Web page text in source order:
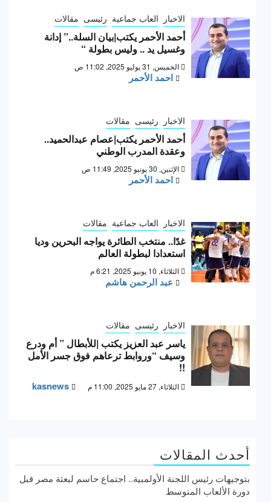
الاخبار العاب جماعية رئيسى مقالات
أحمد الأحمر يكتب|بيان السلة..” إدانة
وغسيل يد .. وليس بطولة “
الخميس, 31 يوليو 2025, 11:02 ص
احمد الأحمر
الاخبار رئيسى مقالات
أحمد الأحمر يكتب|عصام عبدالحميد..
وعقدة المدرب الوطني
الإثنين, 30 يونيو 2025, 11:49 ص
احمد الأحمر
الاخبار العاب جماعية مقالات
غدًا.. منتخب الطائرة يواجه البحرين وديا
استعدادا لبطولة العالم
الثلاثاء, 10 يونيو 2025, 6:21 م
عبد الرحمن هاشم
الاخبار رئيسى مقالات
ياسر عبد العزيز يكتب |للأبطال ” أم ودرع
وسيف “وروابط ترعاهم فوق جسر الأمل
!!
الثلاثاء, 27 مايو 2025, 11:00 م kasnews
أحدث المقالات
بتوجيهات رئيس اللجنة الأولمبية.. اجتماع حاسم لبعثة مصر قبل
دورة الألعاب المتوسط